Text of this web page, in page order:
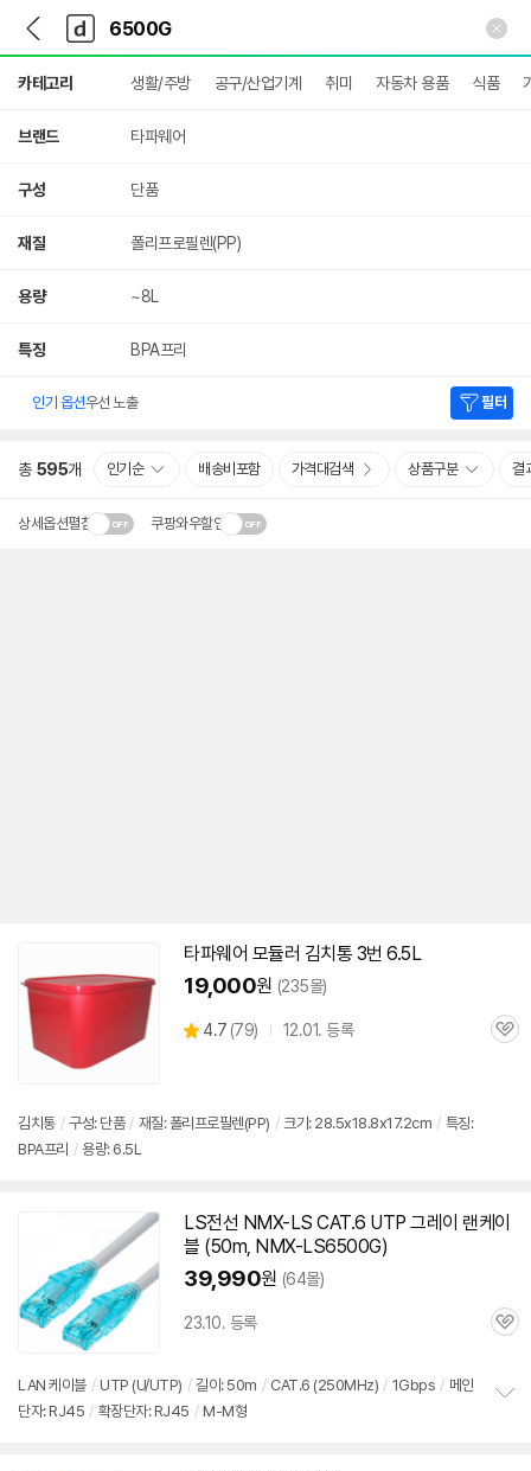
다
나
와
가
기
다
와
메
인
카테고리 생활/주방 공구/산업기계 취미 자동차 용품 식품
브랜드 타파웨어
구성 단품
재질 폴리프로필렌(PP)
용량 ~8L
특징 BPA프리
인기 옵션우선 노출 필터
총 595개 인기순 배송비포함 가격대검색 상품구분 결
상세옵션펼침 쿠팡와우할인
타파웨어 모듈러 김치통 3번 6.5L
19,000원 (235몰)
별
4.7 (상
79) 12.01. 등록
관
김치통 / 구성: 단품 / 재질: 폴리프로필렌(PP) / 크기: 28.5x18.8x17.2cm / 특징:
BPA프리 / 용량: 6.5L
LS전선 NMX-LS CAT.6 UTP 그레이 랜케이
블 (50m, NMX-LS6500G)
39,990원 (64몰)
23.10. 등록
관
LAN 케이블 / UTP (U/UTP) / 길이: 50m / CAT.6 (250MHz) / 1Gbps / 메인
단자: RJ45 / 확장단자: RJ45 / M-M형